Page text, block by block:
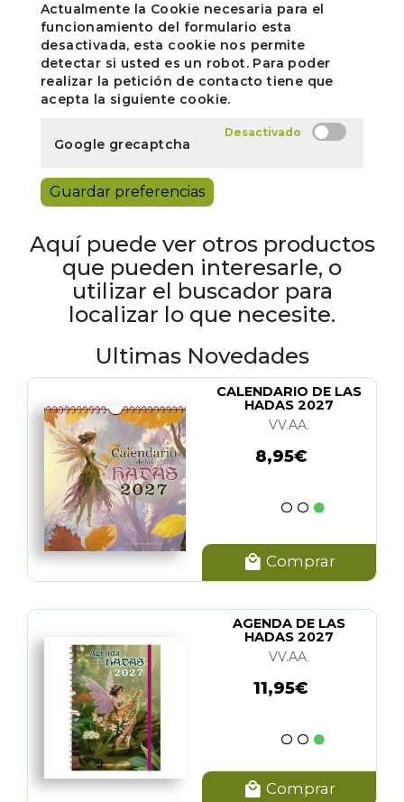
Actualmente la Cookie necesaria para el
funcionamiento del formulario esta
desactivada, esta cookie nos permite
detectar si usted es un robot. Para poder
realizar la petición de contacto tiene que
acepta la siguiente cookie.
Google grecaptcha
Guardar preferencias
Aquí puede ver otros productos
que pueden interesarle, o
utilizar el buscador para
localizar lo que necesite.
Ultimas Novedades
CALENDARIO DE LAS
HADAS 2027
VV.AA.
8,95€
Comprar
AGENDA DE LAS
HADAS 2027
VV.AA.
11,95€
Comprar